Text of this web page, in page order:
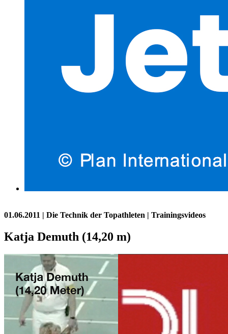
01.06.2011 | Die Technik der Topathleten | Trainingsvideos
Katja Demuth (14,20 m)